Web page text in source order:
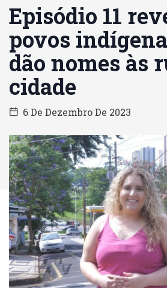
Episódio 11
povos
dão nomes às
cidade
6 De Dezembro De 2023